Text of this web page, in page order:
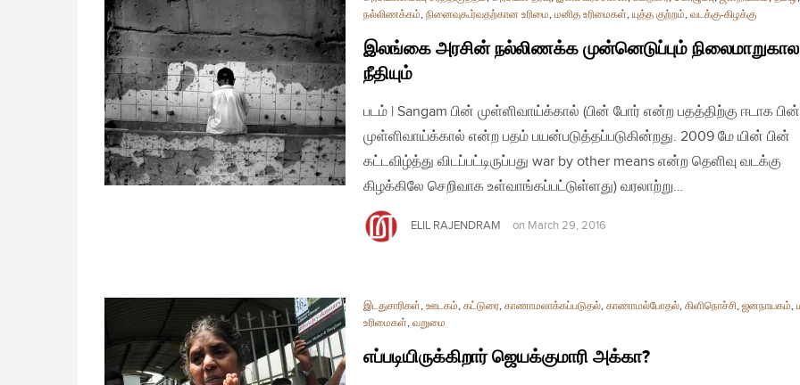
நல்லிணக்கம், நினைவுகூர்வதற்கான உரிமை, மனித உரிமைகள், யுத்த குற்றம், வடக்கு-கிழக்கு
இலங்கை அரசின் நல்லிணக்க முன்னெடுப்பும் நிலைமாறுகால
நீதியும்
படம் | Sangam பின் முள்ளிவாய்க்கால் (பின் போர் என்ற பதத்திற்கு ஈடாக பின்
முள்ளிவாய்க்கால் என்ற பதம் பயன்படுத்தப்படுகின்றது. 2009 மே யின் பின்
கட்டவிழ்த்து விடப்பட்டிருப்பது war by other means என்ற தெளிவு வடக்கு
கிழக்கிலே செறிவாக உள்வாங்கப்பட்டுள்ளது) வரலாற்று…
ELIL RAJENDRAM on March 29, 2016
இடதுசாரிகள், ஊடகம், கட்டுரை, காணாமலாக்கப்படுதல், காணாமல்போதல், கிளிநொச்சி, ஜனநாயகம்,
உரிமைகள், வறுமை
எப்படியிருக்கிறார் ஜெயக்குமாரி அக்கா?